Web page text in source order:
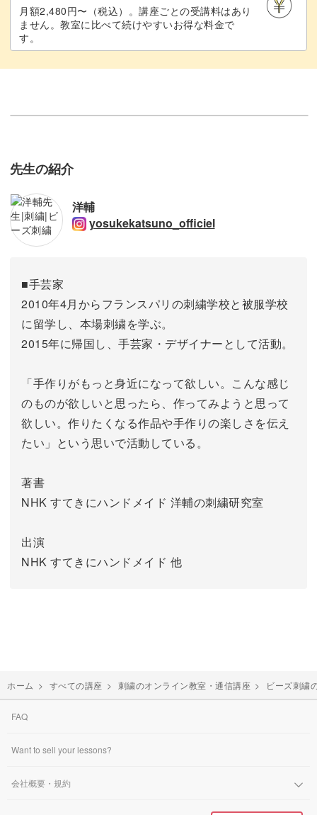
月額2,480円〜（税込）。講座ごとの受講料はあり
ません。教室に比べて続けやすいお得な料金で
す。
先生の紹介
洋輔
yosukekatsuno_officiel
■手芸家
2010年4月からフランスパリの刺繍学校と被服学校
に留学し、本場刺繍を学ぶ。
2015年に帰国し、手芸家・デザイナーとして活動。
「手作りがもっと身近になって欲しい。こんな感じ
のものが欲しいと思ったら、作ってみようと思って
欲しい。作りたくなる作品や手作りの楽しさを伝え
たい」という思いで活動している。
著書
NHK すてきにハンドメイド 洋輔の刺繍研究室
出演
NHK すてきにハンドメイド 他
ホーム > すべての講座 > 刺繍のオンライン教室・通信講座 > ビーズ刺繍
FAQ
Want to sell your lessons?
会社概要・規約